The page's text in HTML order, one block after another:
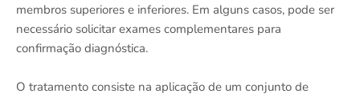
membros superiores e inferiores. Em alguns casos, pode ser
necessário solicitar exames complementares para
confirmação diagnóstica.
O tratamento consiste na aplicação de um conjunto de